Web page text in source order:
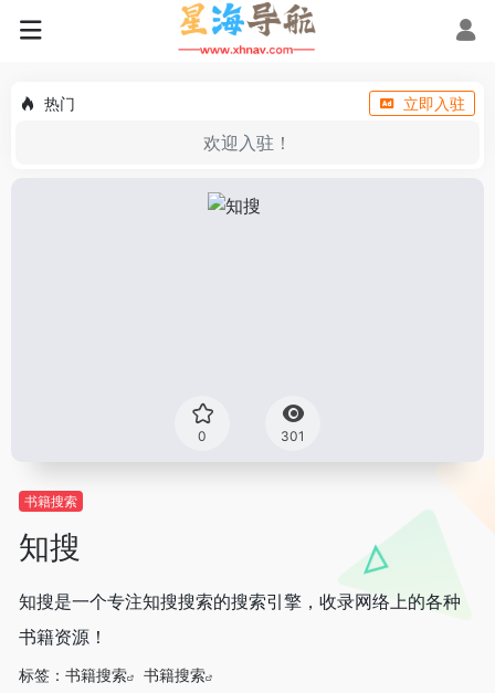
热门 立即入驻
欢迎入驻！
0 301
书籍搜索
知搜
知搜是一个专注知搜搜索的搜索引擎，收录网络上的各种
书籍资源！
标签： 书籍搜索
书籍搜索